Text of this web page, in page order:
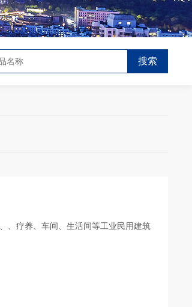
、疗养、车间、生活间等工业民用建筑